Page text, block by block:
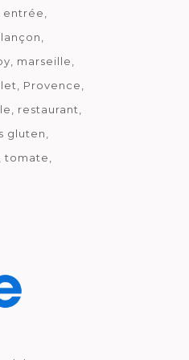
entrée
lançon
marseille
Provence
restaurant
gluten
tomate